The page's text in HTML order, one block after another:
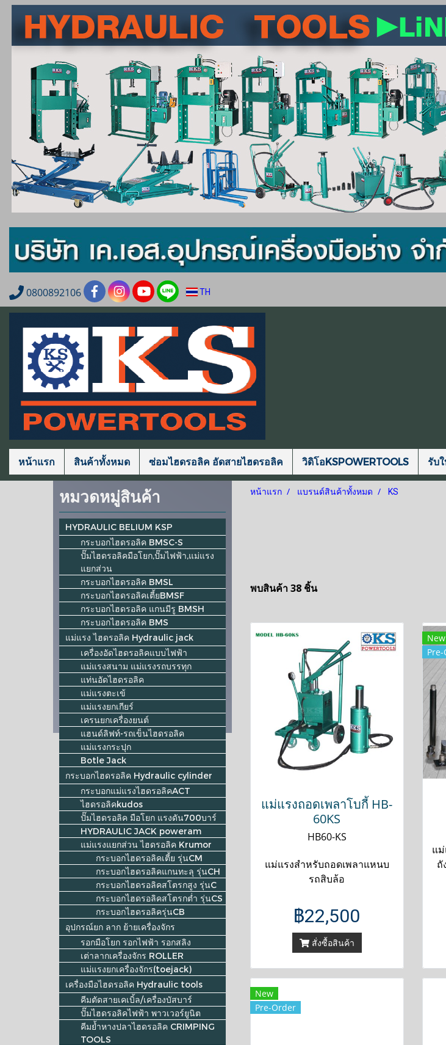
0800892106 TH
หน้าแรก สินค้าทั้งหมด ซ่อมไฮดรอลิค อัดสายไฮดรอลิค วิดิโอKSPOWERTOOLS รับ
หน้าแรก แบรนด์สินค้าทั้งหมด KS
พบสินค้า 38 ชิ้น
แม่แรงถอดเพลาโบกี้ HB-
60KS
HB60-KS
แม่แรงสำหรับถอดเพลาแหนบ
รถสิบล้อ
฿22,500
สั่งซื้อสินค้า
New
แ
ถั
New
Pre-Order
หมวดหมู่สินค้า
HYDRAULIC BELIUM KSP
กระบอกไฮดรอลิค BMSC-S
ปั๊มไฮดรอลิคมือโยก,ปั๊มไฟฟ้า,แม่แรง
แยกส่วน
กระบอกไฮดรอลิค BMSL
กระบอกไฮดรอลิคเตี้ยBMSF
กระบอกไฮดรอลิค แกนมีรู BMSH
กระบอกไฮดรอลิค BMS
แม่แรง ไฮดรอลิค Hydraulic jack
เครื่องอัดไฮดรอลิคแบบไฟฟ้า
แม่แรงสนาม แม่แรงรถบรรทุก
แท่นอัดไฮดรอลิค
แม่แรงตะเข้
แม่แรงยกเกียร์
เครนยกเครื่องยนต์
แฮนด์ลิฟท์-รถเข็นไฮดรอลิค
แม่แรงกระปุก
Botle Jack
กระบอกไฮดรอลิค Hydraulic cylinder
กระบอกแม่แรงไฮดรอลิคACT
ไฮดรอลิคkudos
ปั๊มไฮดรอลิค มือโยก แรงดัน700บาร์
HYDRAULIC JACK poweram
แม่แรงแยกส่วน ไฮดรอลิค Krumor
กระบอกไฮดรอลิคเตี้ย รุ่นCM
กระบอกไฮดรอลิคแกนทะลุ รุ่นCH
กระบอกไฮดรอลิคสโตรกสูง รุ่นC
กระบอกไฮดรอลิคสโตรกต่ำ รุ่นCS
กระบอกไฮดรอลิครุ่นCB
อุปกรณ์ยก ลาก ย้ายเครื่องจักร
รอกมือโยก รอกไฟฟ้า รอกสลิง
เต่าลากเครื่องจักร ROLLER
แม่แรงยกเครื่องจักร(toejack)
เครื่องมือไฮดรอลิค Hydraulic tools
คีมตัดสายเคเบิ้ล/เครื่องบัสบาร์
ปั๊มไฮดรอลิคไฟฟ้า พาวเวอร์ยูนิต
คีมย้ำหางปลาไฮดรอลิค CRIMPING
TOOLS